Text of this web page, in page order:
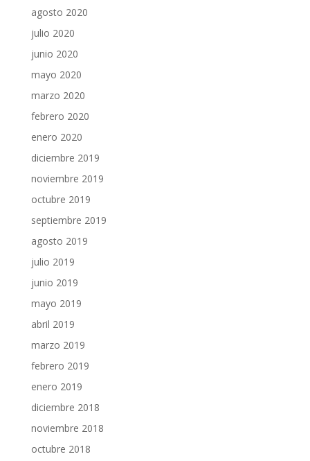
agosto 2020
julio 2020
junio 2020
mayo 2020
marzo 2020
febrero 2020
enero 2020
diciembre 2019
noviembre 2019
octubre 2019
septiembre 2019
agosto 2019
julio 2019
junio 2019
mayo 2019
abril 2019
marzo 2019
febrero 2019
enero 2019
diciembre 2018
noviembre 2018
octubre 2018